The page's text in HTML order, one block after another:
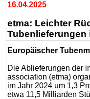
16.04.2025
etma: Leichter
Tubenlieferungen
Europäischer
Die Ablieferungen der
association (etma)
im Jahr 2024 um 1,3
etwa 11,5 Milliarden